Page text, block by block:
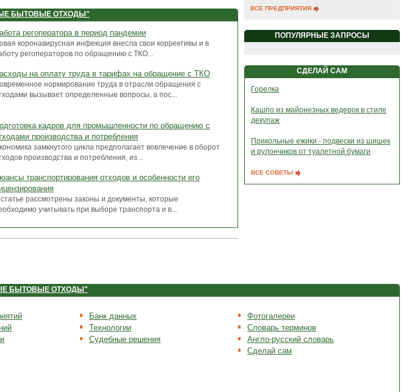
БЫТОВЫЕ ОТХОДЫ"
регоператора в период пандемии
коронавирусная инфекция внесла свои коррективы и в
регоператоров по обращению с ТКО...
на оплату труда в тарифах на обращение с ТКО
нормирование труда в отрасли обращения с
вызывает определенные вопросы, а пос...
кадров для промышленности по обращению с
производства и потребления
замкнутого цикла предполагает вовлечение в оборот
производства и потребления, из...
транспортирования отходов и особенности его
статье рассмотрены законы и документы, которые
учитывать при выборе транспорта и в...
ВСЕ ПРЕДПРИЯТИЯ
ПОПУЛЯРНЫЕ ЗАПРОСЫ
СДЕЛАЙ САМ
Горелка
Кашпо из майонезных ведерок в стиле
декупаж
Прикольные ежики - подвески из шишек
и рулончиков от туалетной бумаги
ВСЕ СОВЕТЫ
БЫТОВЫЕ ОТХОДЫ"
Банк данных
Технологии
Судебные решения
Фотогалереи
Словарь терминов
Англо-русский словарь
Сделай сам